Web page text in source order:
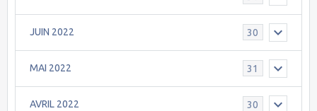
JUIN 2022 30
MAI 2022 31
AVRIL 2022 30